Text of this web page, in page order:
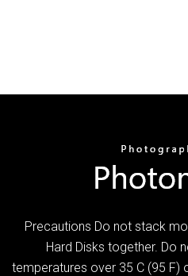
Precautions Do not stack
Hard Disks together. Do
temperatures over 35 C (95 F)